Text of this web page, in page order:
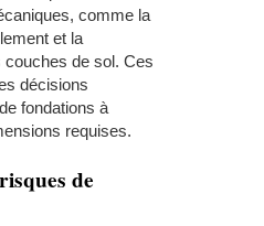
comme la
et la
de sol. Ces
décisions
fondations à
requises.
de